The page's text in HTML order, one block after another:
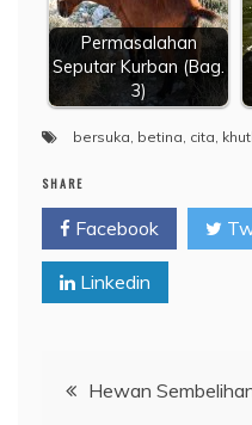
Permasalahan
Seputar Kurban (Bag.
3)
bersuka, betina, cita,
SHARE
Facebook
Linkedin
Navigasi
Hewan